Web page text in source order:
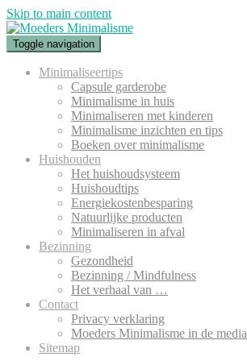
Skip to main content
Toggle navigation
Minimaliseertips
Capsule garderobe
Minimalisme in huis
Minimaliseren met kinderen
Minimalisme inzichten en tips
Boeken over minimalisme
Huishouden
Het huishoudsysteem
Huishoudtips
Energiekostenbesparing
Natuurlijke producten
Minimaliseren in afval
Bezinning
Gezondheid
Bezinning / Mindfulness
Het verhaal van …
Contact
Privacy verklaring
Moeders Minimalisme in de media
Sitemap